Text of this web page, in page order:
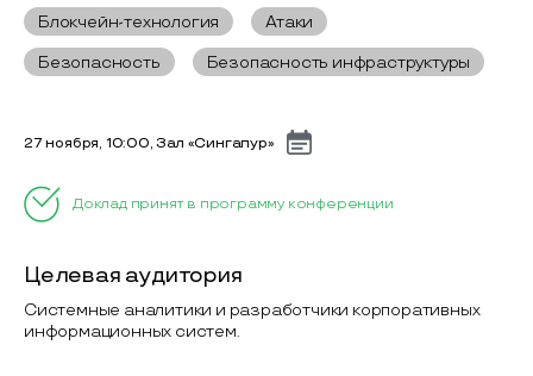
Блокчейн-технология
Атаки
Безопасность
Безопасность инфраструктуры
27 ноября, 10:00, Зал «Сингапур»
Доклад принят в программу конференции
Целевая аудитория
Системные аналитики и разработчики корпоративных
информационных систем.